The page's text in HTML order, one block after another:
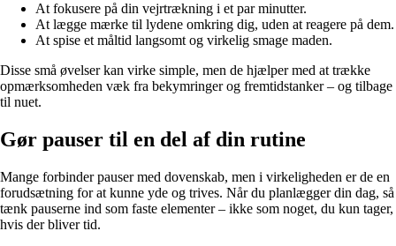
At fokusere på din vejrtrækning i et par minutter.
At lægge mærke til lydene omkring dig, uden at reagere på dem.
At spise et måltid langsomt og virkelig smage maden.
Disse små øvelser kan virke simple, men de hjælper med at trække
opmærksomheden væk fra bekymringer og fremtidstanker – og tilbage
til nuet.
Gør pauser til en del af din rutine
Mange forbinder pauser med dovenskab, men i virkeligheden er de en
forudsætning for at kunne yde og trives. Når du planlægger din dag, så
tænk pauserne ind som faste elementer – ikke som noget, du kun tager,
hvis der bliver tid.